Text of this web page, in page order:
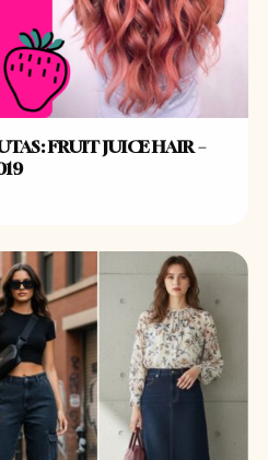
FRUIT JUICE HAIR –